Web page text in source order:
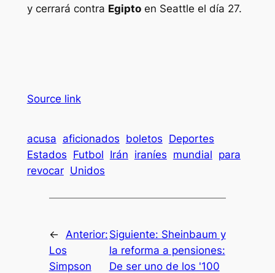
y cerrará contra Egiptoen Seattle el día 27.
Source link
acusa aficionados boletos Deportes
Estados Futbol Irán iraníes mundial para
revocar Unidos
←
Anterior:
Los
Simpson
Siguiente: Sheinbaum y
la reforma a pensiones:
De ser uno de los '100